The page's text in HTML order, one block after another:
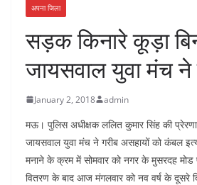
अपना जिला
सड़क किनारे कूड़ा
जायसवाल युवा मंच
January 2, 2018 admin
मऊ। पुलिस अधीक्षक ललित कुमार सिंह की
जायसवाल युवा मंच ने गरीब असहायों को कंबल
मनाने के क्रम में सोमवार को नगर के मुसरदह
वितरण के बाद आज मंगलवार को नव वर्ष के